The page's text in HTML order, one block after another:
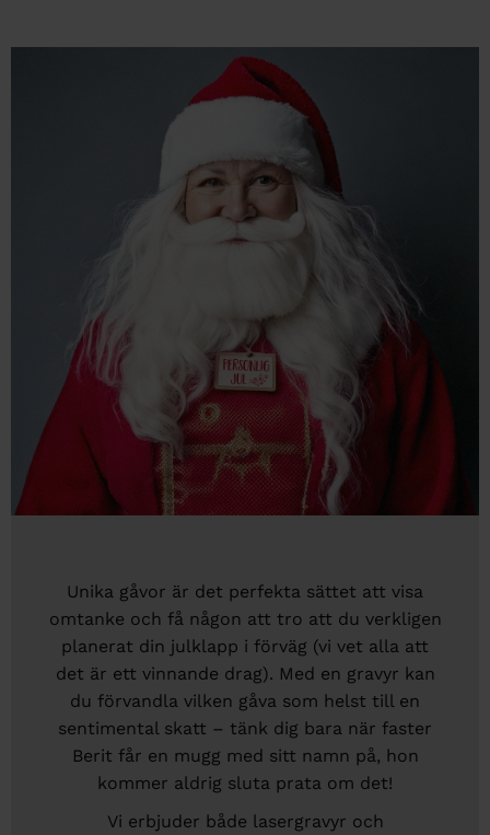
Unika gåvor är det perfekta sättet att visa
omtanke och få någon att tro att du verkligen
planerat din julklapp i förväg (vi vet alla att
det är ett vinnande drag). Med en gravyr kan
du förvandla vilken gåva som helst till en
sentimental skatt – tänk dig bara när faster
Berit får en mugg med sitt namn på, hon
kommer aldrig sluta prata om det!
Vi erbjuder både lasergravyr och